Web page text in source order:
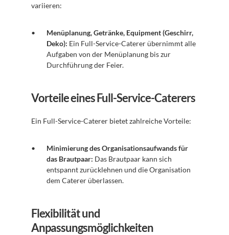
variieren:
Menüplanung, Getränke, Equipment (Geschirr,
Deko): Ein Full-Service-Caterer übernimmt alle
Aufgaben von der Menüplanung bis zur
Durchführung der Feier.
Vorteile eines Full-Service-Caterers
Ein Full-Service-Caterer bietet zahlreiche Vorteile:
Minimierung des Organisationsaufwands für
das Brautpaar: Das Brautpaar kann sich
entspannt zurücklehnen und die Organisation
dem Caterer überlassen.
Flexibilität und
Anpassungsmöglichkeiten